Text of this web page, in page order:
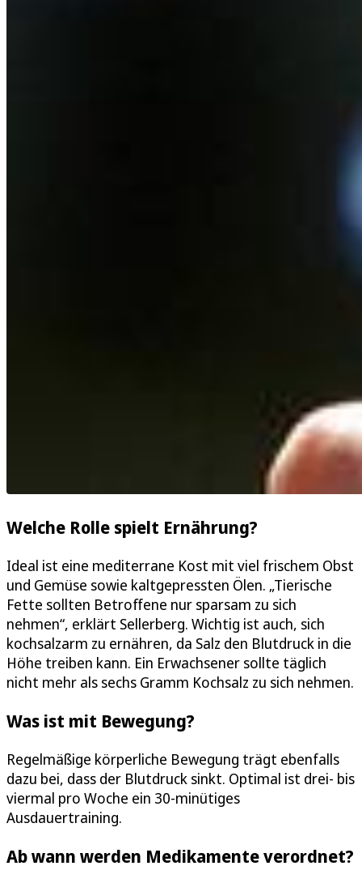
Welche Rolle spielt Ernährung?
Ideal ist eine mediterrane Kost mit viel frischem Obst
und Gemüse sowie kaltgepressten Ölen. „Tierische
Fette sollten Betroffene nur sparsam zu sich
nehmen“, erklärt Sellerberg. Wichtig ist auch, sich
kochsalzarm zu ernähren, da Salz den Blutdruck in die
Höhe treiben kann. Ein Erwachsener sollte täglich
nicht mehr als sechs Gramm Kochsalz zu sich nehmen.
Was ist mit Bewegung?
Regelmäßige körperliche Bewegung trägt ebenfalls
dazu bei, dass der Blutdruck sinkt. Optimal ist drei- bis
viermal pro Woche ein 30-minütiges
Ausdauertraining.
Ab wann werden Medikamente verordnet?